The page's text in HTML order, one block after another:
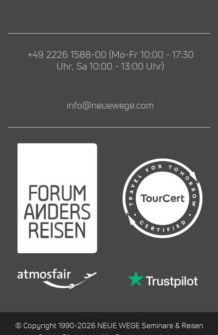
+49 2226 1588-00 (Mo-Fr 10:00 - 17:30
Uhr, Sa 10:00 - 13:00 Uhr)
info@neuewege.com
© Copyright 1990-2026 NEUE WEGE Seminare & Reisen